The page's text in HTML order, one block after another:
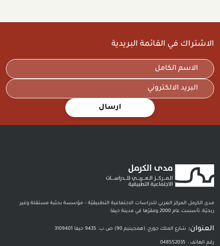
الاشتراك في القائمة البريدية
ارسال
مدى الكرمل المركز العربي للدراسات الاجتماعية التطبيقيّة – مؤسسة بحثية مستقلة وغير
ربحيّة، تأسست عام 2000 ومقرّها في مدينة حيفا.
العنوان: شارع الملك جورج، (همجينيم 90) ص.ب. 9435 حيفا 3109401
رقم الهاتف : 048552035